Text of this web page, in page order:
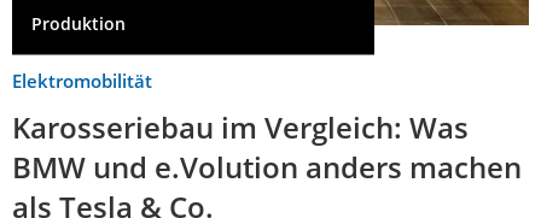
Produktion
Elektromobilität
Karosseriebau im Vergleich: Was
BMW und e.Volution anders machen
als Tesla & Co.